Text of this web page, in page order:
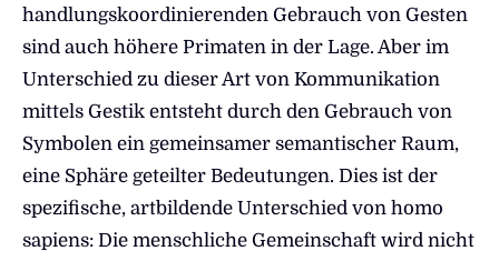
handlungskoordinierenden Gebrauch von Gesten
sind auch höhere Primaten in der Lage. Aber im
Unterschied zu dieser Art von Kommunikation
mittels Gestik entsteht durch den Gebrauch von
Symbolen ein gemeinsamer semantischer Raum,
eine Sphäre geteilter Bedeutungen. Dies ist der
spezifische, artbildende Unterschied von homo
sapiens: Die menschliche Gemeinschaft wird nicht